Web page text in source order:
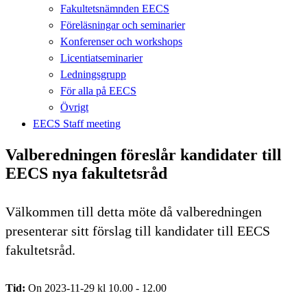
Fakultetsnämnden EECS
Föreläsningar och seminarier
Konferenser och workshops
Licentiatseminarier
Ledningsgrupp
För alla på EECS
Övrigt
EECS Staff meeting
Valberedningen föreslår kandidater till
EECS nya fakultetsråd
Välkommen till detta möte då valberedningen
presenterar sitt förslag till kandidater till EECS
fakultetsråd.
Tid: On 2023-11-29 kl 10.00 - 12.00